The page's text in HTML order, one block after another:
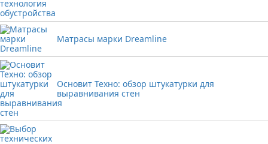
Матрасы марки Dreamline
Основит Техно: обзор штукатурки для
выравнивания стен